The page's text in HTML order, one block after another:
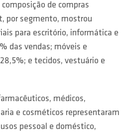
de compras
por segmento, mostrou
para escritório, informática e
das vendas; móveis e
e tecidos, vestuário e
médicos,
e cosméticos representaram
pessoal e doméstico,